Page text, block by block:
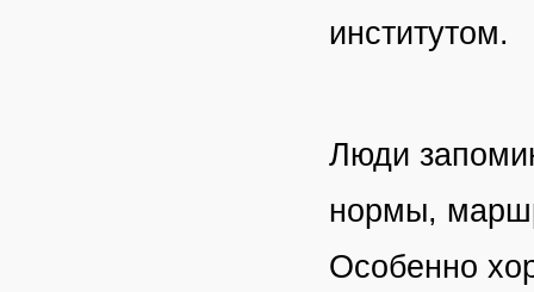
институтом.
Люди
нормы,
Особенно